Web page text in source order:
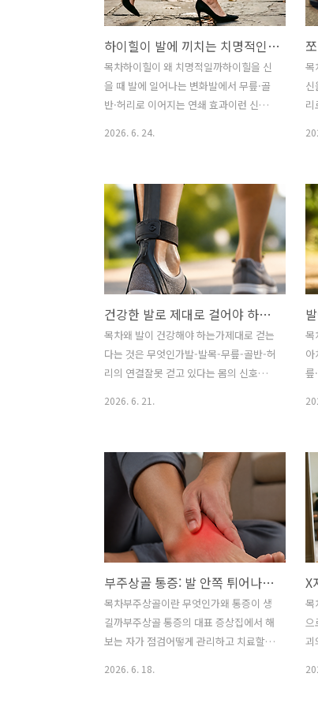
하이힐이 발에 끼치는 치명적인 단점
목차하이힐이 왜 치명적일까하이힐을 신
을 때 발에 일어나는 변화발에서 무릎·골
반·허리로 이어지는 연쇄 효과이런 신호
은 발 앞쪽에 체중을 몰아주고 발목·아킬
레스건을 짧아진 상태로 고정시켜, 짧게
는 발가락 통증과 종아리 피로, 길게는 무
지외반증·족저근막염·무릎·허리 통증까
지 만드는 ‘아름다운 부담’입니다.하이힐
은 분명 매력적인 신발입니다. 자세를 바
로 세워 보이게 하고, 다리를 길어 보이게
하며, 격식 있는 자리에 어울리는 단단한
존재감을 줍니다. 그러나 발의 입장에서
보면 하이힐은 평생 신어도 익숙해지지
않는 신발입니다. 발은 매번 “비탈길에 서
입니다. 임..
2026. 6. 24.
목
신
리
은
와
가
지
습
리
신
다
좋
신
붙
까
건강한 발로 제대로 걸어야 하는 이유
목차왜 발이 건강해야 하는가제대로 걷는
다는 것은 무엇인가발-발목-무릎-골반-허
리의 연결잘못 걷고 있다는 몸의 신호건
픈 상태를 뜻하지 않습니다. 발이 바닥을
안정적으로 지지하고, 충격을 흡수하며,
몸을 부드럽게 앞으로 보내야 무릎·골반·
허리까지 덜 망가집니다.우리는 하루에도
수천 번 걷습니다. 그런데 대부분은 걷는
법을 따로 점검하지 않습니다. 발이 조금
피곤해도, 신발이 한쪽만 닳아도, 무릎이
뻐근해도 “원래 그런가 보다” 하고 지나
갑니다. 하지만 몸은 늘 가장 아래에서부
터 무너집니다. 걷기의 시작점인 발이 건
강하지 않으면, 그 위에 올라탄 발목과 무
2026. 6. 21.
목
아
릎
수
평
고
은
지
불
복
부주상골 통증: 발 안쪽 튀어나온 뼈가 보내는 구조적 신호
목차부주상골이란 무엇인가왜 통증이 생
길까부주상골 통증의 대표 증상집에서 해
보는 자가 점검어떻게 관리하고 치료할까
2026. 6. 18.
목
으
괴